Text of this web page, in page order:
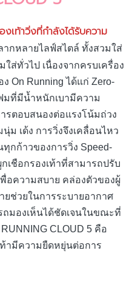
กหลายไลฟ์สไตล์ ทั้งสวมใส่
ส่ทั่วไป เนื่องจากครบเครื่อง
On Running ได้แก่ Zero-
มที่มีน้ำหนักเบามีความ
รตอบสนองต่อแรงโน้มถ่วง
ม เด้ง การวิ่งจึงเคลื่อนไหว
กก้าวของการวิ่ง Speed-
เชือกรองเท้าที่สามารถปรับ
พื่อความสบาย คล่องตัวของผู้
ยช่วยในการระบายอากาศ
มองเห็นได้ชัดเจนในขณะที่
CLOUD 5 คือ
ามีความยืดหยุ่นต่อการ